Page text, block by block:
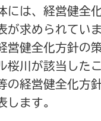
には、経営健全
が求められていま
営健全化方針の
桜川が該当したこ
の経営健全化方
します。